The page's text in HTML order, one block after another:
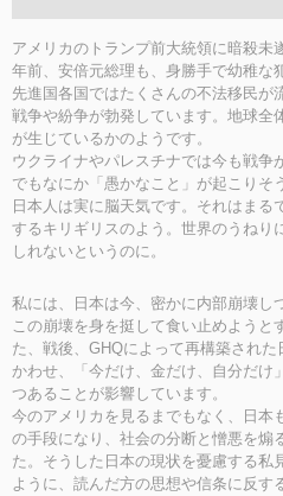
アメリカのトランプ前大統領に暗殺未
年前、安倍元総理も、身勝手で幼稚な
先進国各国ではたくさんの不法移民が
戦争や紛争が勃発しています。地球全
が生じているかのようです。
ウクライナやパレスチナでは今も戦争
でもなにか「愚かなこと」が起こりそ
日本人は実に脳天気です。それはまる
するキリギリスのよう。世界のうねり
しれないというのに。
私には、日本は今、密かに内部崩壊し
この崩壊を身を挺して食い止めようと
た、戦後、GHQによって再構築され
かわせ、「今だけ、金だけ、自分だけ
つあることが影響しています。
今のアメリカを見るまでもなく、日本
の手段になり、社会の分断と憎悪を煽
た。そうした日本の現状を憂慮する私
ように、読んだ方の思想や信条に反す